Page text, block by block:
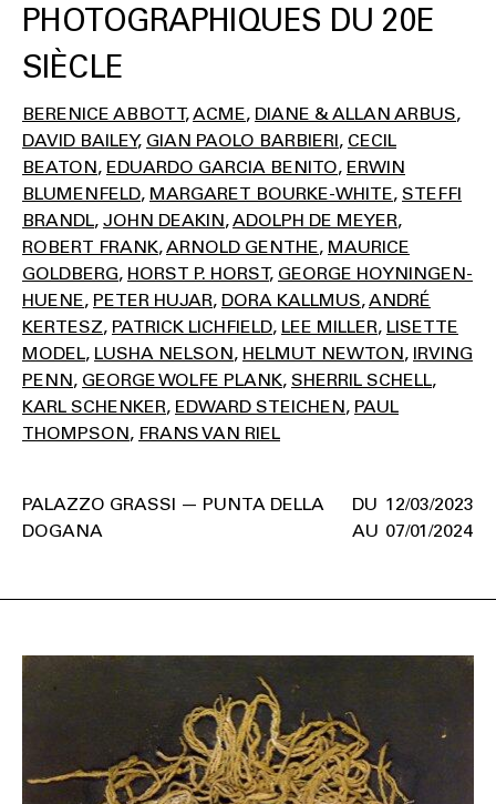
PHOTOGRAPHIQUES DU 20E
SIÈCLE
BERENICE ABBOTT ACME DIANE & ALLAN ARBUS
DAVID BAILEY GIAN PAOLO BARBIERI CECIL
BEATON EDUARDO GARCIA BENITO ERWIN
BLUMENFELD MARGARET BOURKE-WHITE STEFFI
BRANDL JOHN DEAKIN ADOLPH DE MEYER
ROBERT FRANK ARNOLD GENTHE MAURICE
GOLDBERG HORST P. HORST GEORGE HOYNINGEN-
HUENE PETER HUJAR DORA KALLMUS ANDRÉ
KERTESZ PATRICK LICHFIELD LEE MILLER LISETTE
MODEL LUSHA NELSON HELMUT NEWTON IRVING
PENN GEORGE WOLFE PLANK SHERRIL SCHELL
KARL SCHENKER EDWARD STEICHEN PAUL
THOMPSON FRANS VAN RIEL
12/03/2023
07/01/2024
PALAZZO GRASSI — PUNTA DELLA
DOGANA